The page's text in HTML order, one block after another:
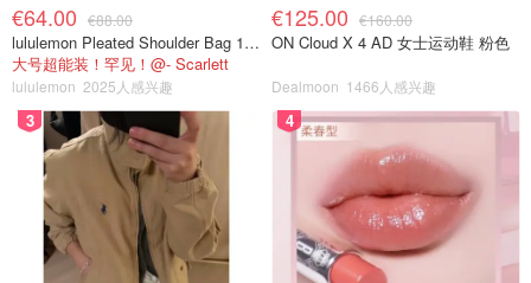
€64.00 €88.00
lululemon Pleated Shoulder Bag 10L 单肩包
大号超能装！罕见！@- Scarlett
lululemon 2025人感兴趣
€125.00 €160.00
ON Cloud X 4 AD 女士运动鞋 粉色
Dealmoon 1466人感兴趣
3 4